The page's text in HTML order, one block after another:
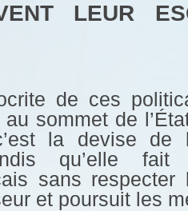
LEUR
de ces
sommet de
la devise de
qu’elle
sans respecter
et poursuit les